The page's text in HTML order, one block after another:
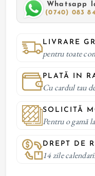
Whatsapp
(0740) 083
LIVRARE
pentru toate
PLATĂ IN
Cu cardul tau
SOLICITĂ
Pentru o gamă
DREPT DE
14 zile